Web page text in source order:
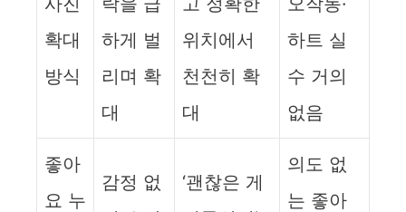
확대
방식
하게 벌
리며 확
대
위치에서
천천히 확
대
하트 실
수 거의
없음
좋아
요 누
감정 없
‘괜찮은 게
의도 없
는 좋아